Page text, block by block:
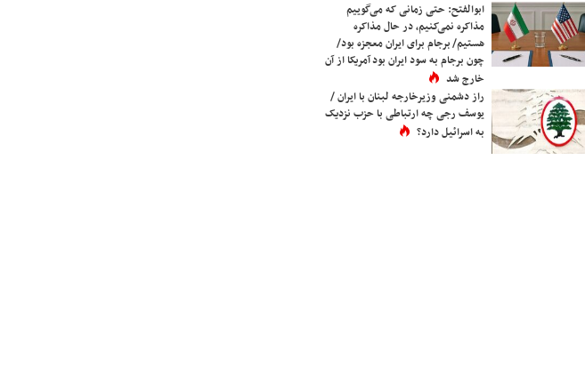
ابوالفتح: حتی زمانی که می‌گوییم
مذاکره نمی‌کنیم، در حال مذاکره
هستیم/ برجام برای ایران معجزه بود/
چون برجام به سود ایران بود آمریکا از آن
خارج شد
راز دشمنی وزیرخارجه لبنان با ایران /
یوسف رجی چه ارتباطی با حزب نزدیک
به اسرائیل دارد؟